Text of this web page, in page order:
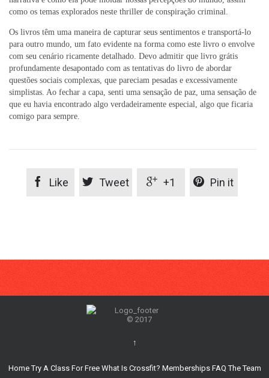
como os temas explorados neste thriller de conspiração criminal.
Os livros têm uma maneira de capturar seus sentimentos e transportá-lo
para outro mundo, um fato evidente na forma como este livro o envolve
com seu cenário ricamente detalhado. Devo admitir que livro grátis
profundamente desapontado com as tentativas do livro de abordar
questões sociais complexas, que pareciam pesadas e excessivamente
simplistas. Ao fechar a capa, senti uma sensação de paz, uma sensação de
que eu havia encontrado algo verdadeiramente especial, algo que ficaria
comigo para sempre.
 Like  Tweet  +1  Pin it
© 2017
↑
Home Try A Class For Free What Is Crossfit? Memberships FAQ The Team